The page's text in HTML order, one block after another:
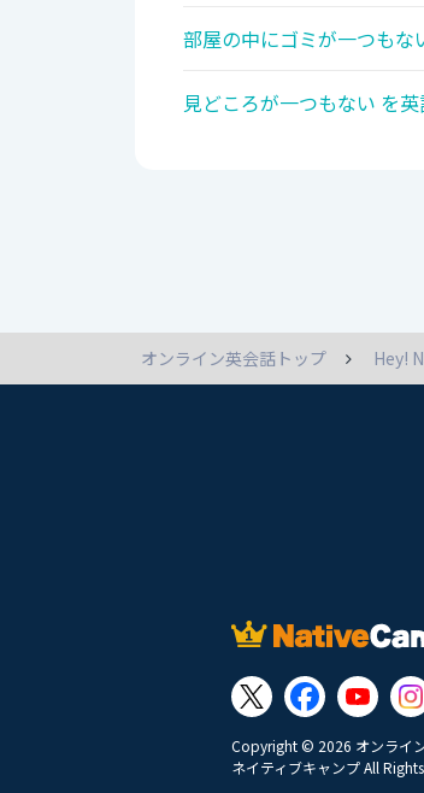
部屋の中にゴミが一つも
見どころが一つもない を
オンライン英会話トップ Hey!
Copyright © 2026 オンライ
ネイティブキャンプ All